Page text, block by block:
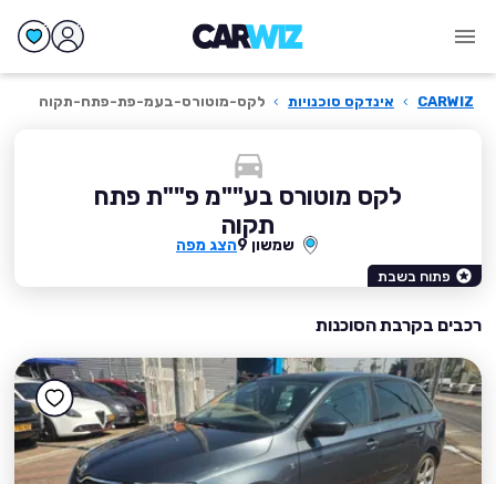
CARWIZ
› אינדקס סוכנויות › לקס-מוטורס-בעמ-פת-פתח-תקוה
לקס מוטורס בע""מ פ""ת פתח
תקוה
שמשון 9 הצג מפה
פתוח בשבת
רכבים בקרבת הסוכנות